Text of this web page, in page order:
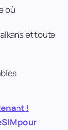
où
et toute
!
pour